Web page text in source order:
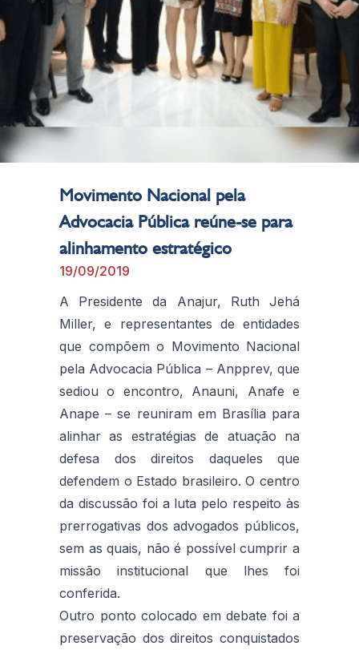
Movimento Nacional pela
Advocacia Pública reúne-se para
alinhamento estratégico
19/09/2019
A Presidente da Anajur, Ruth Jehá
Miller, e representantes de entidades
que compõem o Movimento Nacional
pela Advocacia Pública – Anpprev, que
sediou o encontro, Anauni, Anafe e
Anape – se reuniram em Brasília para
alinhar as estratégias de atuação na
defesa dos direitos daqueles que
defendem o Estado brasileiro. O centro
da discussão foi a luta pelo respeito às
prerrogativas dos advogados públicos,
sem as quais, não é possível cumprir a
missão institucional que lhes foi
conferida.
Outro ponto colocado em debate foi a
preservação dos direitos conquistados